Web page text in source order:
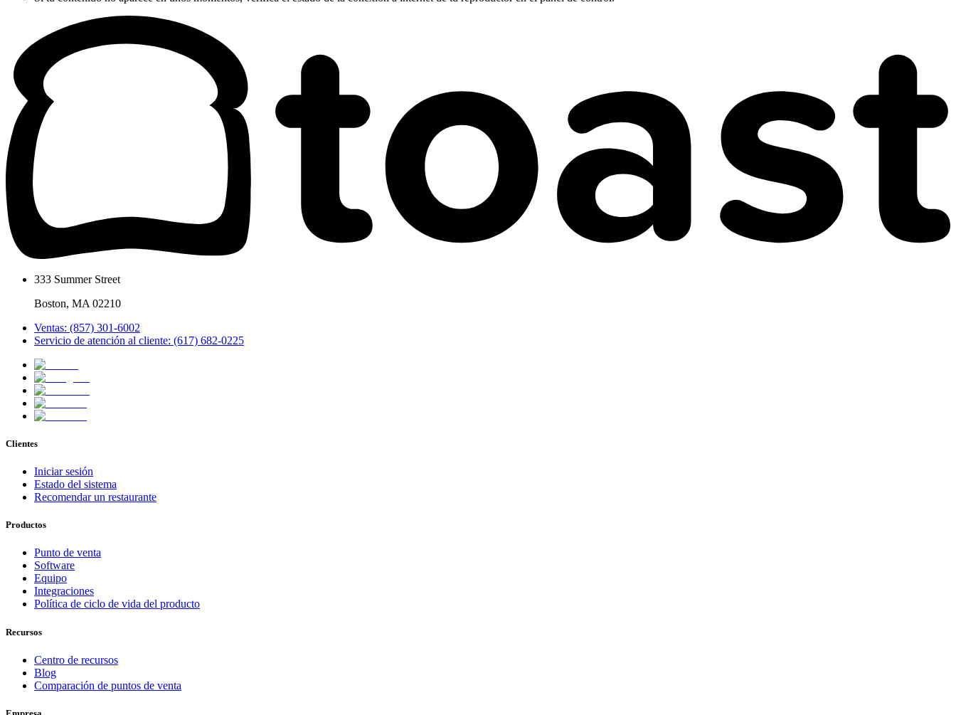
333 Summer Street
Boston, MA 02210
Ventas: (857) 301-6002
Servicio de atención al cliente: (617) 682-0225
Clientes
Iniciar sesión
Estado del sistema
Recomendar un restaurante
Productos
Punto de venta
Software
Equipo
Integraciones
Política de ciclo de vida del producto
Recursos
Centro de recursos
Blog
Comparación de puntos de venta